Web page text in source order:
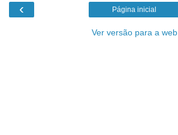
‹ Página inicial
Ver versão para a web